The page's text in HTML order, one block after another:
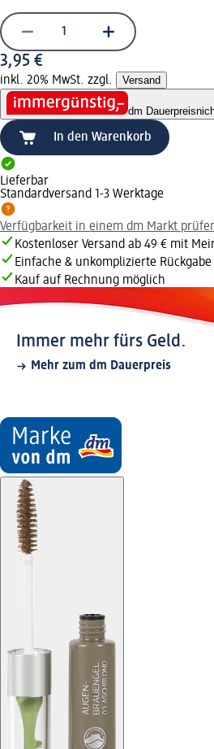
3,95 €
inkl. 20% MwSt. zzgl. Versand
dm Dauerpreis
In den Warenkorb
Lieferbar
Standardversand 1-3 Werktage
Verfügbarkeit in einem dm Markt
Kostenloser Versand ab 49 € mit
Einfache & unkomplizierte Rückgabe
Kauf auf Rechnung möglich
Immer mehr fürs Geld.
Mehr zum dm Dauerpreis